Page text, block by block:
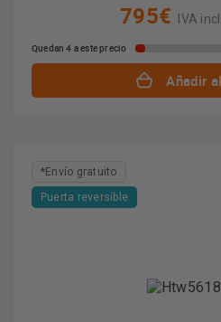
795€ IVA
Quedan 4 a este precio
Añadir
*Envío gratuito
Puerta reversible